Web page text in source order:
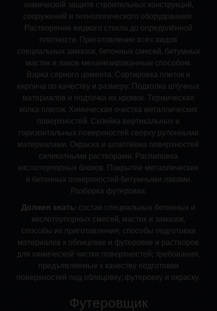
химической защите строительных конструкций,
сооружений и технологического оборудования.
Растворение жидкого стекла до определённой
плотности. Приготовление всех видов
специальных замазок, бетонных смесей, битумных
мастик и лаков механизированным способом.
Варка серного цемента. Сортировка плиток и
кирпича по качеству и размеру. Подколка штучных
материалов и подточка их кромок. Термическая
колка плиток. Химическая очистка металлических
поверхностей. Склейка вертикальных и
горизонтальных поверхностей сверху рулонными
материалами. Окраска и шпатлёвка поверхностей
силикатными растворами. Распиловка
кислотоупорных блоков. Покрытие металлических
и бетонных поверхностей битумными лаками.
Разборка футеровки.
Должен знать: состав специальных бетонных и
кислотоупорных смесей, мастик и замазок,
способы их приготовления; способы подготовки
материалов к облицовке и футеровке и растворов
для химической чистки поверхностей; требования,
предъявляемые к качеству подготовки
поверхностей под облицовку, футеровку и окраску.
Футеровщик